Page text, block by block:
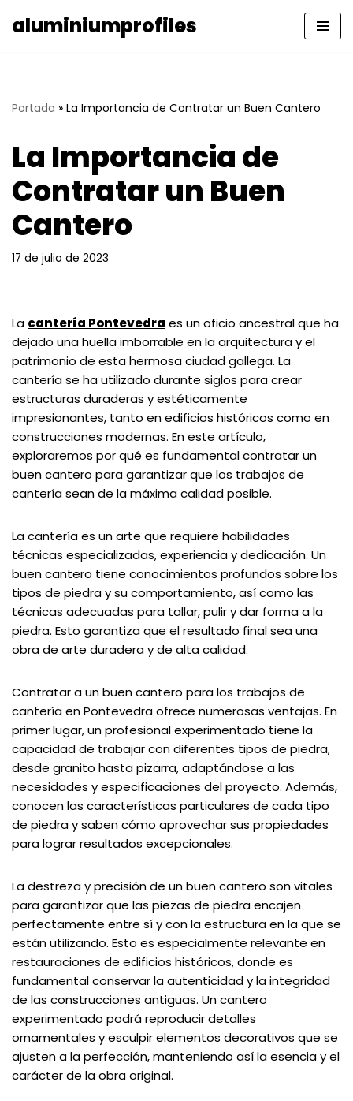
aluminiumprofiles
Portada » La Importancia de Contratar un Buen Cantero
La Importancia de
Contratar un Buen
Cantero
17 de julio de 2023
La cantería Pontevedra es un oficio ancestral que ha
dejado una huella imborrable en la arquitectura y el
patrimonio de esta hermosa ciudad gallega. La
cantería se ha utilizado durante siglos para crear
estructuras duraderas y estéticamente
impresionantes, tanto en edificios históricos como en
construcciones modernas. En este artículo,
exploraremos por qué es fundamental contratar un
buen cantero para garantizar que los trabajos de
cantería sean de la máxima calidad posible.
La cantería es un arte que requiere habilidades
técnicas especializadas, experiencia y dedicación. Un
buen cantero tiene conocimientos profundos sobre los
tipos de piedra y su comportamiento, así como las
técnicas adecuadas para tallar, pulir y dar forma a la
piedra. Esto garantiza que el resultado final sea una
obra de arte duradera y de alta calidad.
Contratar a un buen cantero para los trabajos de
cantería en Pontevedra ofrece numerosas ventajas. En
primer lugar, un profesional experimentado tiene la
capacidad de trabajar con diferentes tipos de piedra,
desde granito hasta pizarra, adaptándose a las
necesidades y especificaciones del proyecto. Además,
conocen las características particulares de cada tipo
de piedra y saben cómo aprovechar sus propiedades
para lograr resultados excepcionales.
La destreza y precisión de un buen cantero son vitales
para garantizar que las piezas de piedra encajen
perfectamente entre sí y con la estructura en la que se
están utilizando. Esto es especialmente relevante en
restauraciones de edificios históricos, donde es
fundamental conservar la autenticidad y la integridad
de las construcciones antiguas. Un cantero
experimentado podrá reproducir detalles
ornamentales y esculpir elementos decorativos que se
ajusten a la perfección, manteniendo así la esencia y el
carácter de la obra original.